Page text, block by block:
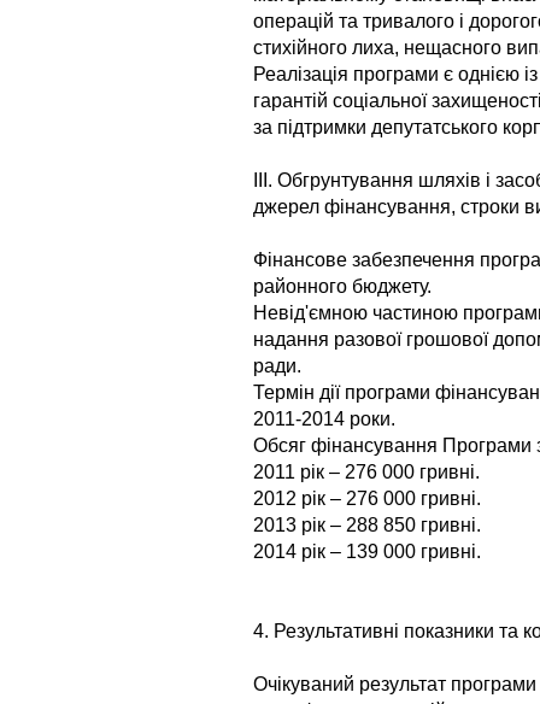
операцій та тривалого і
стихійного лиха, нещасного
Реалізація програми є однією
гарантій соціальної
за підтримки депутатського
ІІІ. Обгрунтування шляхів і
джерел фінансування, строки
Фінансове забезпечення
районного бюджету.
Невід'ємною частиною
надання разової грошової
ради.
Термін дії програми
2011-2014 роки.
Обсяг фінансування Програми
2011 рік – 276 000 гривні.
2012 рік – 276 000 гривні.
2013 рік – 288 850 гривні.
2014 рік – 139 000 гривні.
4. Результативні показники та
Очікуваний результат